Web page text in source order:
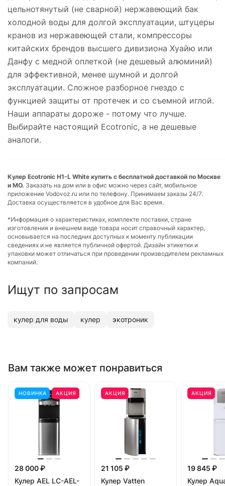
цельнотянутый (не сварной) нержавеющий бак
холодной воды для долгой эксплуатации, штуцеры
кранов из нержавеющей стали, компрессоры
китайских брендов высшего дивизиона Хуайю или
Данфу с медной оплеткой (не дешевый алюминий)
для эффективной, менее шумной и долгой
эксплуатации. Сложное разборное гнездо с
функцией защиты от протечек и со съемной иглой.
Наши аппараты дороже - потому что лучше.
Выбирайте настоящий Ecotronic, а не дешевые
аналоги.
Кулер Ecotronic H1-L White купить с бесплатной доставкой по Москве
и МО. Заказать на дом или в офис можно через сайт, мобильное
приложение Vodovoz.ru или по телефону. Принимаем заказы 24/7.
Доставка осуществляется в удобное для Вас время.
*Информация о характеристиках, комплекте поставки, стране
изготовления и внешнем виде товара носит справочный характер,
основывается на последних доступных к моменту публикации
сведениях и не является публичной офертой. Дизайн этикетки и
упаковки может отличаться при проведении производителем рекламных
компаний.
Ищут по запросам
кулер для воды кулер экотроник
Вам также может понравиться
НОВИНКА АКЦИЯ
28 000 ₽
Кулер AEL LC-AEL-
АКЦИЯ
21 105 ₽
Кулер Vatten
АКЦИЯ
19 845 ₽
Кулер